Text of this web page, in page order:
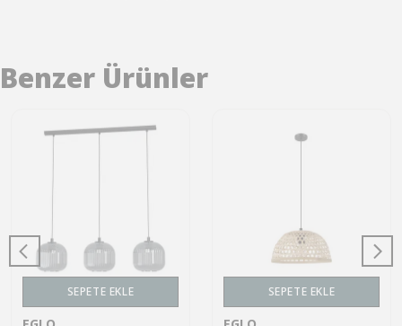
Benzer Ürünler
SEPETE EKLE SEPETE EKLE